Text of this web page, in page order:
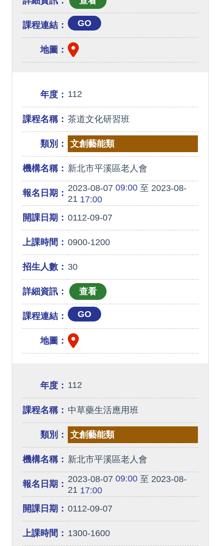
課程連結： GO
地圖：
年度： 112
課程名稱： 茶道文化研習班
類別： 文創藝能類
機構名稱： 新北市平溪區老人會
報名日期： 2023-08-07 09:00至 2023-08-
2117:00
開課日期： 0112-09-07
上課時間： 0900-1200
招生人數： 30
詳細資訊：
課程連結： GO
地圖：
年度： 112
課程名稱： 中草藥生活應用班
類別： 文創藝能類
機構名稱： 新北市平溪區老人會
報名日期： 2023-08-07 09:00至 2023-08-
2117:00
開課日期： 0112-09-07
上課時間： 1300-1600